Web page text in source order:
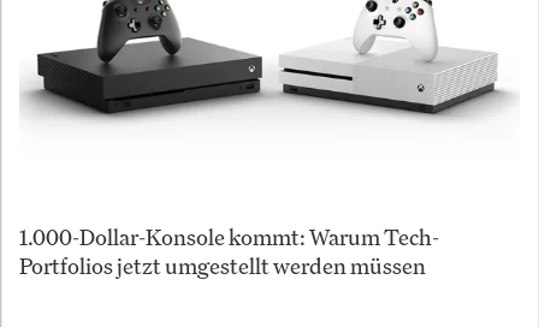
1.000-Dollar-Konsole kommt: Warum Tech-
Portfolios jetzt umgestellt werden müssen